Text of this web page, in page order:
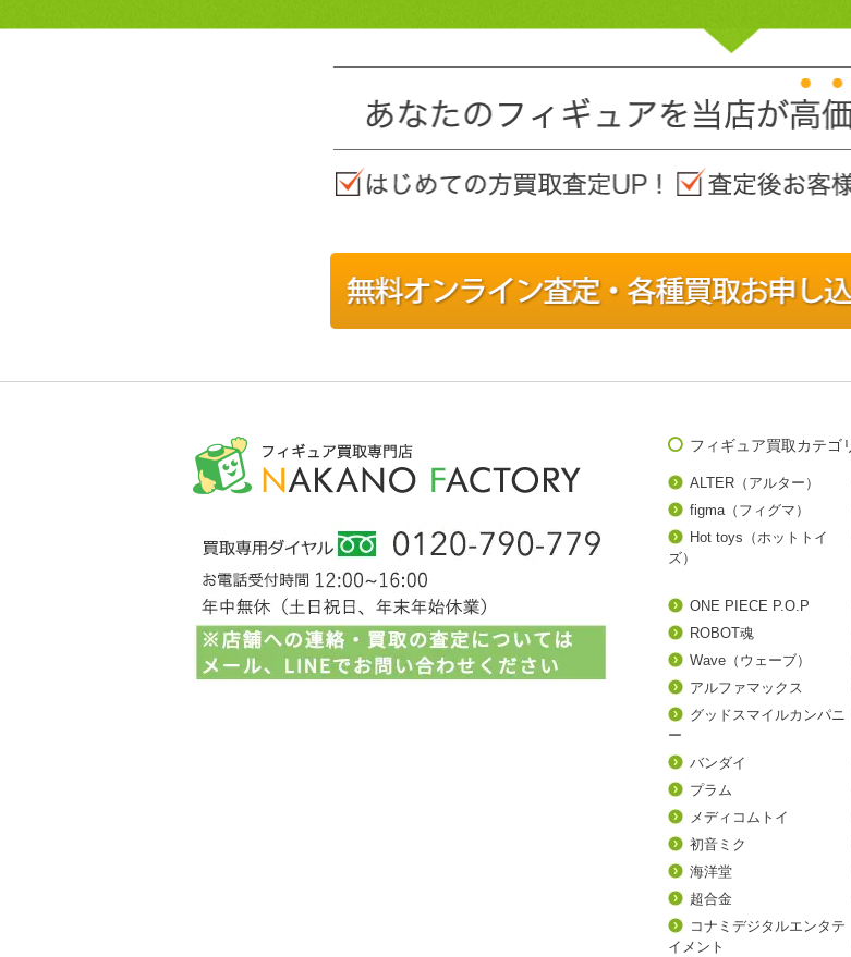
フィギュア買取カテゴ
ALTER（アルター）
figma（フィグマ）
Hot toys（ホットトイ
ズ）
ONE PIECE P.O.P
ROBOT魂
Wave（ウェーブ）
アルファマックス
グッドスマイルカンパニ
ー
バンダイ
プラム
メディコムトイ
初音ミク
海洋堂
超合金
コナミデジタルエンタテ
イメント